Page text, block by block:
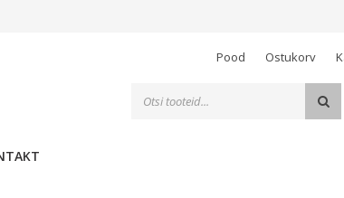
Pood Ostukorv